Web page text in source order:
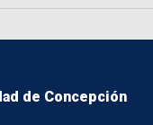
de Concepción